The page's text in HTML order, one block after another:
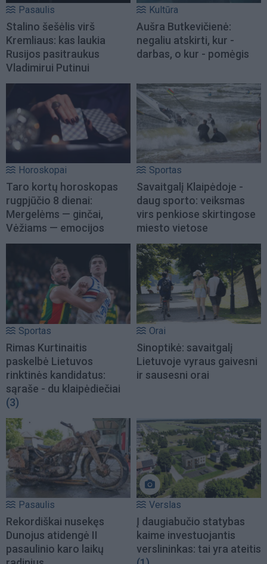
Pasaulis
Stalino šešėlis virš
Kremliaus: kas laukia
Rusijos pasitraukus
Vladimirui Putinui
Kultūra
Aušra Butkevičienė:
negaliu atskirti, kur -
darbas, o kur - pomėgis
Horoskopai
Taro kortų horoskopas
rugpjūčio 8 dienai:
Mergelėms — ginčai,
Vėžiams — emocijos
Sportas
Savaitgalį Klaipėdoje -
daug sporto: veiksmas
virs penkiose skirtingose
miesto vietose
Sportas
Rimas Kurtinaitis
paskelbė Lietuvos
rinktinės kandidatus:
sąraše - du klaipėdiečiai
(3)
Orai
Sinoptikė: savaitgalį
Lietuvoje vyraus gaivesni
ir sausesni orai
Pasaulis
Rekordiškai nusekęs
Dunojus atidengė II
pasaulinio karo laikų
Verslas
Į daugiabučio statybas
kaime investuojantis
verslininkas: tai yra ateitis